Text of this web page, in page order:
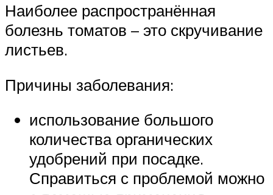
Наиболее распространённая
болезнь томатов – это скручивание
листьев.
Причины заболевания:
использование большого
количества органических
удобрений при посадке.
Справиться с проблемой можно